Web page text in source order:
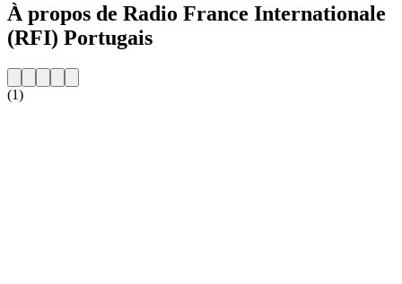
À propos de Radio France Internationale
(RFI) Portugais
(1)